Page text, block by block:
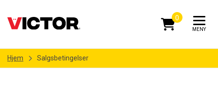
0
MENY
Hjem Salgsbetingelser